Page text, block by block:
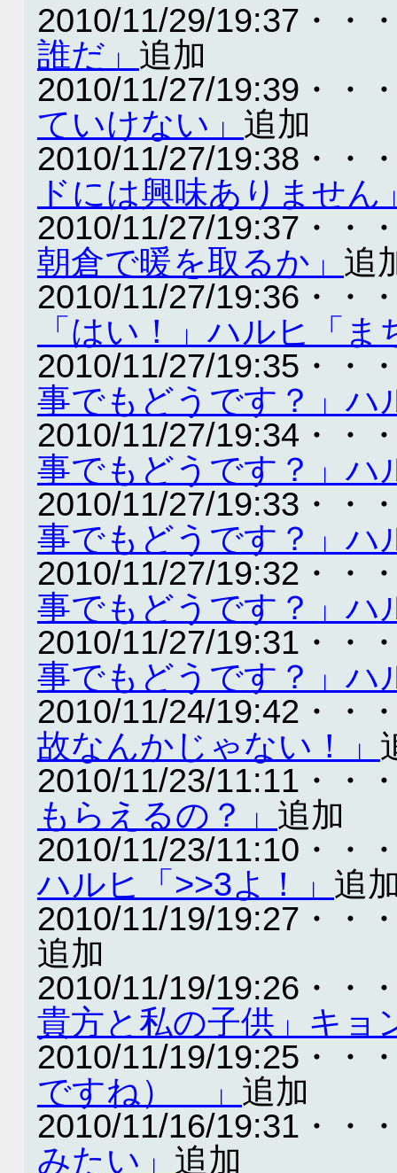
2010/11/29/19:37・・
誰だ」 追加
2010/11/27/19:39・・
ていけない」 追加
2010/11/27/19:38・・
ドには興味ありません
2010/11/27/19:37・・
朝倉で暖を取るか」 追
2010/11/27/19:36・・
「はい！」ハルヒ「
2010/11/27/19:35・・
事でもどうです？」ハ
2010/11/27/19:34・・
事でもどうです？」ハ
2010/11/27/19:33・・
事でもどうです？」ハ
2010/11/27/19:32・・
事でもどうです？」ハ
2010/11/27/19:31・・
事でもどうです？」ハ
2010/11/24/19:42・・
故なんかじゃない！」
2010/11/23/11:11・・
もらえるの？」 追加
2010/11/23/11:10・・
ハルヒ「>>3よ！」 追
2010/11/19/19:27・・
追加
2010/11/19/19:26・・
貴方と私の子供」キョ
2010/11/19/19:25・・
ですね） 」 追加
2010/11/16/19:31・・
みたい」 追加